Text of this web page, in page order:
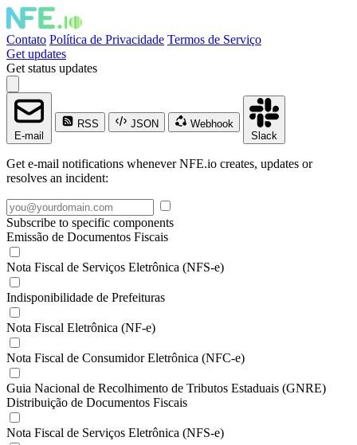
Contato Política de Privacidade Termos de Serviço
Get updates
Get status updates
E-mail
RSS JSON
Webhook
Slack
Get e-mail notifications whenever NFE.io creates, updates or
resolves an incident:
Subscribe to specific components
Emissão de Documentos Fiscais
Nota Fiscal de Serviços Eletrônica (NFS-e)
Indisponibilidade de Prefeituras
Nota Fiscal Eletrônica (NF-e)
Nota Fiscal de Consumidor Eletrônica (NFC-e)
Guia Nacional de Recolhimento de Tributos Estaduais (GNRE)
Distribuição de Documentos Fiscais
Nota Fiscal de Serviços Eletrônica (NFS-e)